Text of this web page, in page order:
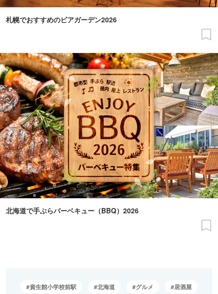
札幌でおすすめのビアガーデン2026
北海道で手ぶらバーベキュー（BBQ）2026
資生館小学校前駅 北海道 グルメ 居酒屋